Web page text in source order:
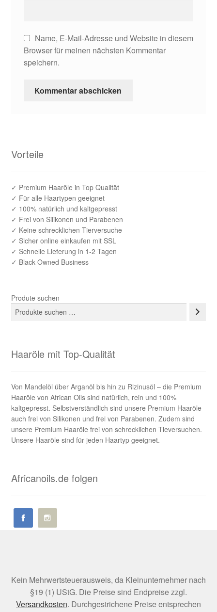
Name, E-Mail-Adresse und Website in diesem
Browser für meinen nächsten Kommentar
speichern.
Vorteile
✓ Premium Haaröle in Top Qualität
✓ Für alle Haartypen geeignet
✓ 100% natürlich und kaltgepresst
✓ Frei von Silikonen und Parabenen
✓ Keine schrecklichen Tierversuche
✓ Sicher online einkaufen mit SSL
✓ Schnelle Lieferung in 1-2 Tagen
✓ Black Owned Business
Produte suchen
Haaröle mit Top-Qualität
Von Mandelöl über Arganöl bis hin zu Rizinusöl – die Premium
Haaröle von African Oils sind natürlich, rein und 100%
kaltgepresst. Selbstverständlich sind unsere Premium Haaröle
auch frei von Silikonen und frei von Parabenen. Zudem sind
unsere Premium Haaröle frei von schrecklichen Tieversuchen.
Unsere Haaröle sind für jeden Haartyp geeignet.
Africanoils.de folgen
Kein Mehrwertsteuerausweis, da Kleinunternehmer nach
§19 (1) UStG. Die Preise sind Endpreise zzgl.
Versandkosten. Durchgestrichene Preise entsprechen